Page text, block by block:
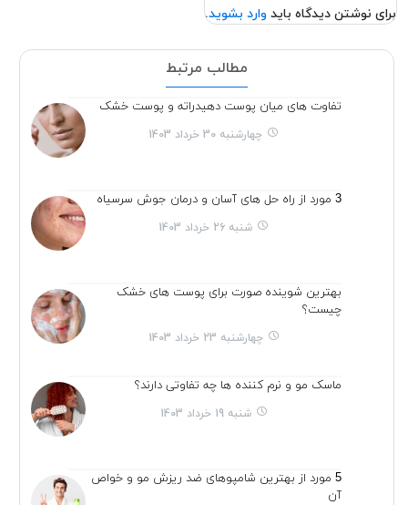
برای نوشتن دیدگاه باید وارد بشوید.
مطالب مرتبط
تفاوت های میان پوست دهیدراته و پوست خشک
چهارشنبه 30 خرداد 1403
3 مورد از راه حل های آسان و درمان جوش سرسیاه
شنبه 26 خرداد 1403
بهترین شوینده صورت برای پوست های خشک
چیست؟
چهارشنبه 23 خرداد 1403
ماسک مو و نرم کننده ها چه تفاوتی دارند؟
شنبه 19 خرداد 1403
5 مورد از بهترین شامپوهای ضد ریزش مو و خواص
آن